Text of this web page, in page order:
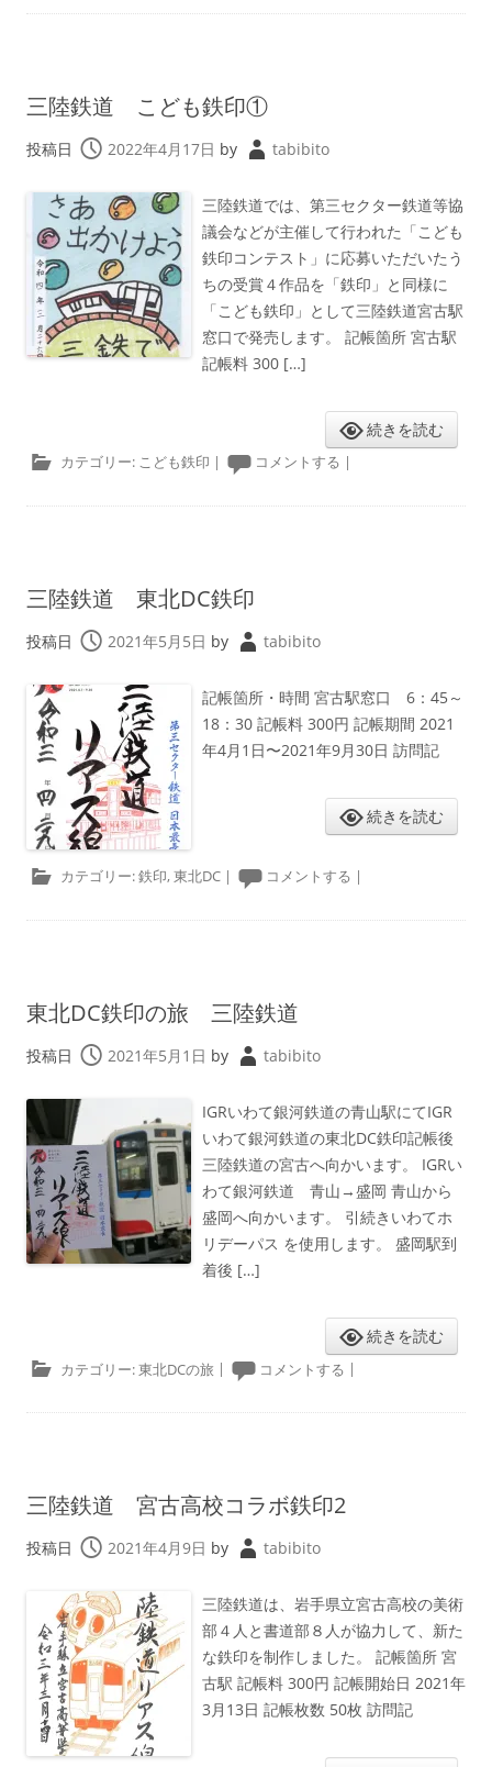
三陸鉄道 こども鉄印①
投稿日 2022年4月17日 by tabibito
三陸鉄道では、第三セクター鉄道等協
議会などが主催して行われた「こども
鉄印コンテスト」に応募いただいたう
ちの受賞４作品を「鉄印」と同様に
「こども鉄印」として三陸鉄道宮古駅
窓口で発売します。 記帳箇所 宮古駅
記帳料 300 […]
続きを読む
カテゴリー: こども鉄印 | コメントする |
三陸鉄道 東北DC鉄印
投稿日 2021年5月5日 by tabibito
記帳箇所・時間 宮古駅窓口 6：45～
18：30 記帳料 300円 記帳期間 2021
年4月1日〜2021年9月30日 訪問記
続きを読む
カテゴリー:鉄印,東北DC | コメントする |
東北DC鉄印の旅 三陸鉄道
投稿日 2021年5月1日 by tabibito
IGRいわて銀河鉄道の青山駅にてIGR
いわて銀河鉄道の東北DC鉄印記帳後
三陸鉄道の宮古へ向かいます。 IGRい
わて銀河鉄道 青山→盛岡 青山から
盛岡へ向かいます。 引続きいわてホ
リデーパス を使用します。 盛岡駅到
着後 […]
続きを読む
カテゴリー:東北DCの旅 | コメントする |
三陸鉄道 宮古高校コラボ鉄印2
投稿日 2021年4月9日 by tabibito
三陸鉄道は、岩手県立宮古高校の美術
部４人と書道部８人が協力して、新た
な鉄印を制作しました。 記帳箇所 宮
古駅 記帳料 300円 記帳開始日 2021年
3月13日 記帳枚数 50枚 訪問記